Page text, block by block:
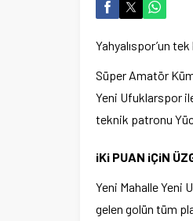
Yahyalıspor’un
Süper Amatör
Yeni Ufuklarspor
teknik patronu
iKi PUAN iÇiN
Yeni Mahalle Yeni
gelen golün tüm